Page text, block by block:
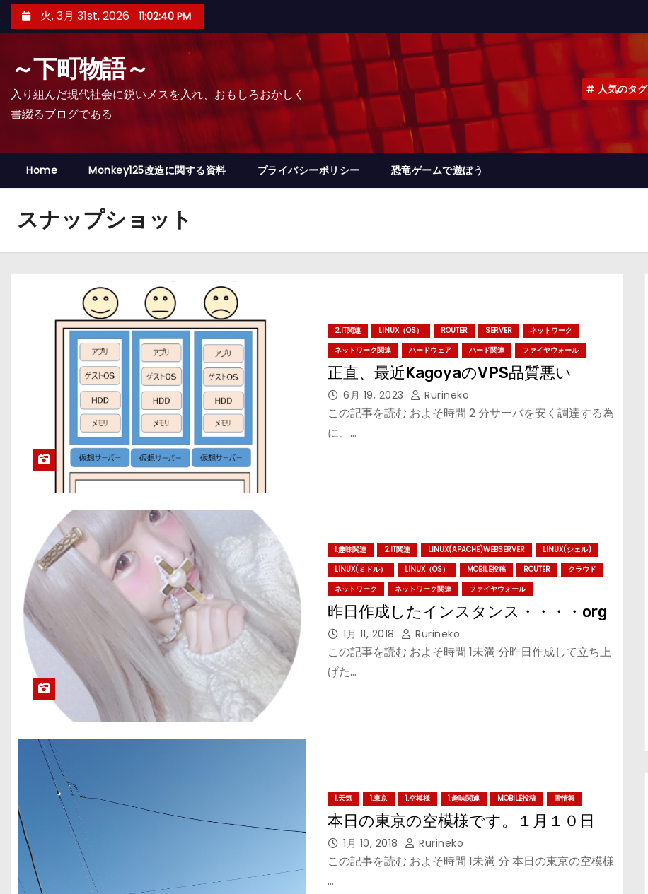
ン
プ
火. 3月 31st, 2026 11:02:41 PM
～下町物語～
入り組んだ現代社会に鋭いメスを入れ、おもしろおかしく
書綴るブログである
人気のタグ
Home Monkey125改造に関する資料 プライバシーポリシー 恐竜ゲームで遊ぼう
スナップショット
2.IT関連 LINUX（OS） ROUTER SERVER
ネットワーク
ネットワーク関連
ハードウェア ハード関連 ファイヤウォール
正直、最近KagoyaのVPS品質悪い
6月 19, 2023 Rurineko
この記事を読む およそ時間 2 分サーバを安く調達する為
に、…
1.趣味関連 2.IT関連 LINUX(APACHE)WEBSERVER
LINUX(シェル)
LINUX(ミドル）
LINUX（OS） MOBILE投稿 ROUTER
クラウド
ネットワーク
ネットワーク関連 ファイヤウォール
昨日作成したインスタンス・・・・org
1月 11, 2018 Rurineko
この記事を読む およそ時間 1未満 分昨日作成して立ち上
げた…
1.天気 1.東京 1.空模様 1.趣味関連 MOBILE投稿 雪情報
本日の東京の空模様です。１月１０日
1月 10, 2018 Rurineko
この記事を読む およそ時間 1未満 分 本日の東京の空模様
…